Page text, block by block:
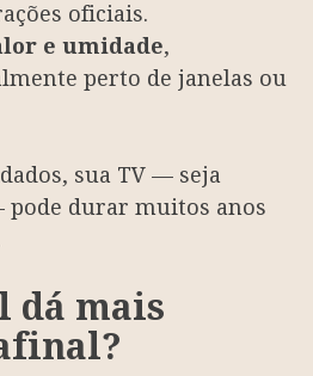
oficiais.
e umidade,
perto de janelas ou
sua TV — seja
durar muitos anos
dá mais